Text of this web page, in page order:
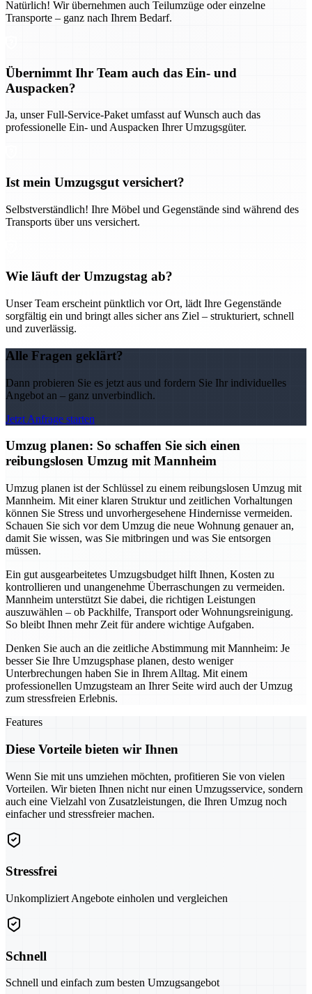
Natürlich! Wir übernehmen auch Teilumzüge oder einzelne
Transporte – ganz nach Ihrem Bedarf.
Übernimmt Ihr Team auch das Ein- und
Auspacken?
Ja, unser Full-Service-Paket umfasst auf Wunsch auch das
professionelle Ein- und Auspacken Ihrer Umzugsgüter.
Ist mein Umzugsgut versichert?
Selbstverständlich! Ihre Möbel und Gegenstände sind während des
Transports über uns versichert.
Wie läuft der Umzugstag ab?
Unser Team erscheint pünktlich vor Ort, lädt Ihre Gegenstände
sorgfältig ein und bringt alles sicher ans Ziel – strukturiert, schnell
und zuverlässig.
Alle Fragen geklärt?
Dann probieren Sie es jetzt aus und fordern Sie Ihr individuelles
Angebot an – ganz unverbindlich.
Jetzt Anfrage starten
Umzug planen: So schaffen Sie sich einen
reibungslosen Umzug mit Mannheim
Umzug planen ist der Schlüssel zu einem reibungslosen Umzug mit
Mannheim. Mit einer klaren Struktur und zeitlichen Vorhaltungen
können Sie Stress und unvorhergesehene Hindernisse vermeiden.
Schauen Sie sich vor dem Umzug die neue Wohnung genauer an,
damit Sie wissen, was Sie mitbringen und was Sie entsorgen
müssen.
Ein gut ausgearbeitetes Umzugsbudget hilft Ihnen, Kosten zu
kontrollieren und unangenehme Überraschungen zu vermeiden.
Mannheim unterstützt Sie dabei, die richtigen Leistungen
auszuwählen – ob Packhilfe, Transport oder Wohnungsreinigung.
So bleibt Ihnen mehr Zeit für andere wichtige Aufgaben.
Denken Sie auch an die zeitliche Abstimmung mit Mannheim: Je
besser Sie Ihre Umzugsphase planen, desto weniger
Unterbrechungen haben Sie in Ihrem Alltag. Mit einem
professionellen Umzugsteam an Ihrer Seite wird auch der Umzug
zum stressfreien Erlebnis.
Features
Diese Vorteile bieten wir Ihnen
Wenn Sie mit uns umziehen möchten, profitieren Sie von vielen
Vorteilen. Wir bieten Ihnen nicht nur einen Umzugsservice, sondern
auch eine Vielzahl von Zusatzleistungen, die Ihren Umzug noch
einfacher und stressfreier machen.
Stressfrei
Unkompliziert Angebote einholen und vergleichen
Schnell
Schnell und einfach zum besten Umzugsangebot